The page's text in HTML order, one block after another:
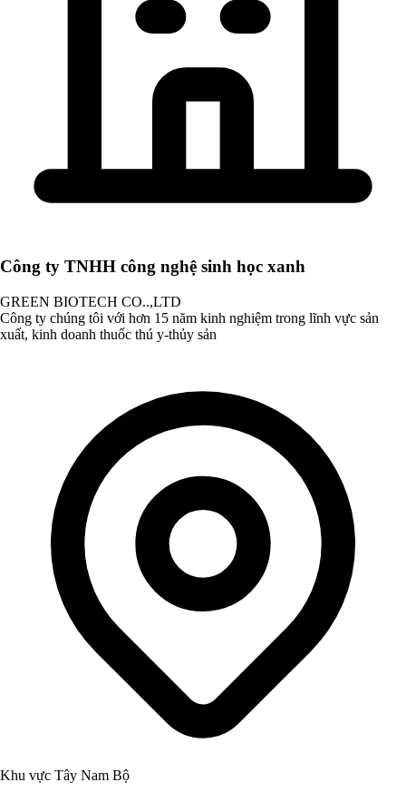
Công ty TNHH công nghệ sinh học xanh
GREEN BIOTECH CO..,LTD
Công ty chúng tôi với hơn 15 năm kinh nghiệm trong lĩnh vực sản
xuất, kinh doanh thuốc thú y-thủy sản
Khu vực Tây Nam Bộ